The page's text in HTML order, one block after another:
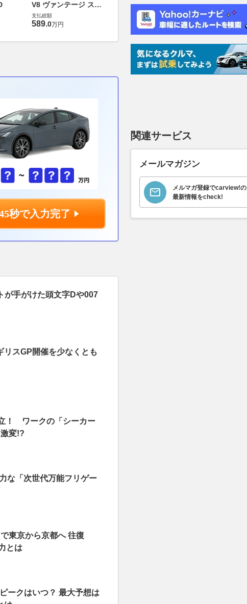
V8 ヴァンテージ スポ
ーツシフト
支払総額
589.0万円
万円
898 0万円
秒で入力完了
が手がけた頭文字Dや007
スGP開催を少なくとも
！ ワークの「シーカー
変!?
な「次世代万能フリゲー
東京から京都へ 往復
とは
ークはいつ？ 最大予想は
関連サービス
メールマガジン
メルマガ登録でcarview!の
最新情報をcheck!